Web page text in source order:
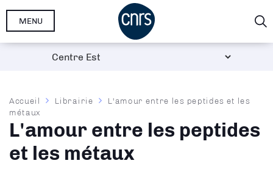
Aller
MENU
Fil
d'Ariane
Accueil Librairie
L'amour entre les peptides et les
métaux
L'amour entre les peptides
et les métaux